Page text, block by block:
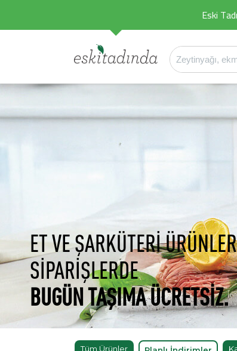
Eski
ET VE ŞARKÜTERİ
SİPARİŞLERDE
BUGÜN TAŞIMA ÜCRETSİZ.
Tüm Ürünler